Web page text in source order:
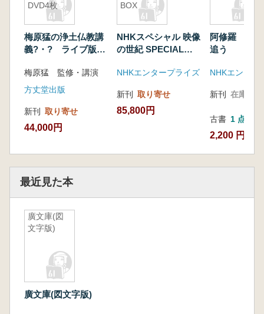
DVD4枚
梅原猛の浄土仏教講
義?・? ライブ版
梅原猛 監修・講演
方丈堂出版
新刊 取り寄せ
44,000円
BOX
NHKスペシャル 映像
の世紀 SPECIAL
NHKエンタープライズ
新刊 取り寄せ
85,800円
阿修羅 天平
追う
新刊 在庫なし
古書 1 点
2,200 円
最近見た本
廣文庫(図
文字版)
廣文庫(図文字版)